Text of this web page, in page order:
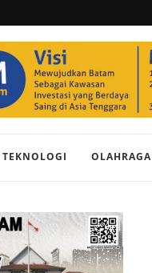
TEKNOLOGI OLAHRAGA